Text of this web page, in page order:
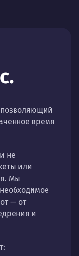
позволяющий
время
не
или
Мы
— от
и